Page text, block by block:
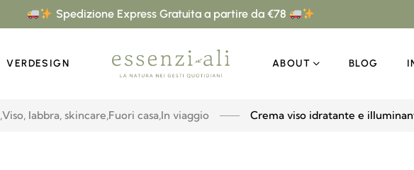
Spedizione Express Gratuita a partire da €78
VERDESIGN ABOUT BLOG
,Viso, labbra, skincare,Fuori casa,In viaggio Crema viso idratante e